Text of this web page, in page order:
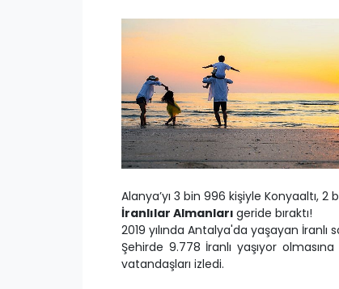
Alanya’yı 3 bin 996 kişiyle Konyaaltı,
İranlılar Almanları geride bıraktı!
2019 yılında Antalya'da yaşayan İranlı
Şehirde 9.778 İranlı yaşıyor
vatandaşları izledi.